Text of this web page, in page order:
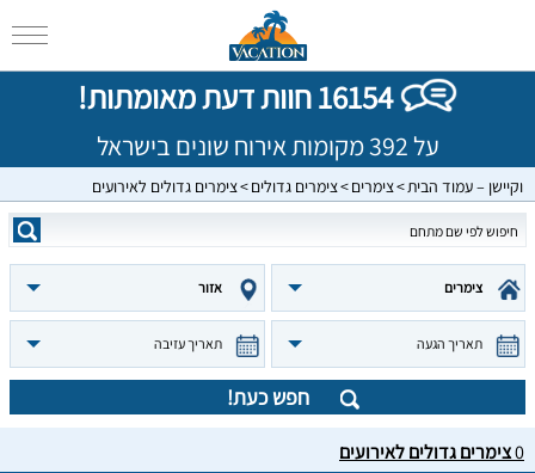
16154 חוות דעת מאומתות!
על 392 מקומות אירוח שונים בישראל
וקיישן – עמוד הבית צימרים צימרים גדולים צימרים גדולים לאירועים
צימרים אזור
תאריך הגעה תאריך עזיבה
חפש כעת!
0צימרים גדולים לאירועים